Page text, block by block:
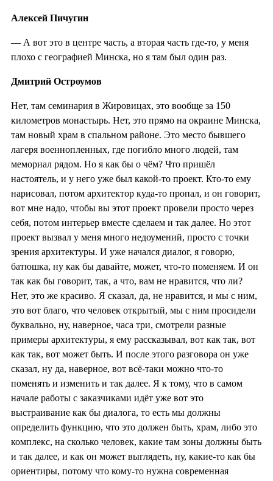
Алексей Пичугин
— А вот это в центре часть, а вторая часть где-то, у меня
плохо с географией Минска, но я там был один раз.
Дмитрий Остроумов
Нет, там семинария в Жировицах, это вообще за 150
километров монастырь. Нет, это прямо на окраине Минска,
там новый храм в спальном районе. Это место бывшего
лагеря военнопленных, где погибло много людей, там
мемориал рядом. Но я как бы о чём? Что пришёл
настоятель, и у него уже был какой-то проект. Кто-то ему
нарисовал, потом архитектор куда-то пропал, и он говорит,
вот мне надо, чтобы вы этот проект провели просто через
себя, потом интерьер вместе сделаем и так далее. Но этот
проект вызвал у меня много недоумений, просто с точки
зрения архитектуры. И уже начался диалог, я говорю,
батюшка, ну как бы давайте, может, что-то поменяем. И он
так как бы говорит, так, а что, вам не нравится, что ли?
Нет, это же красиво. Я сказал, да, не нравится, и мы с ним,
это вот благо, что человек открытый, мы с ним просидели
буквально, ну, наверное, часа три, смотрели разные
примеры архитектуры, я ему рассказывал, вот как так, вот
как так, вот может быть. И после этого разговора он уже
сказал, ну да, наверное, вот всё-таки можно что-то
поменять и изменить и так далее. Я к тому, что в самом
начале работы с заказчиками идёт уже вот это
выстраивание как бы диалога, то есть мы должны
определить функцию, что это должен быть, храм, либо это
комплекс, на сколько человек, какие там зоны должны быть
и так далее, и как он может выглядеть, ну, какие-то как бы
ориентиры, потому что кому-то нужна современная